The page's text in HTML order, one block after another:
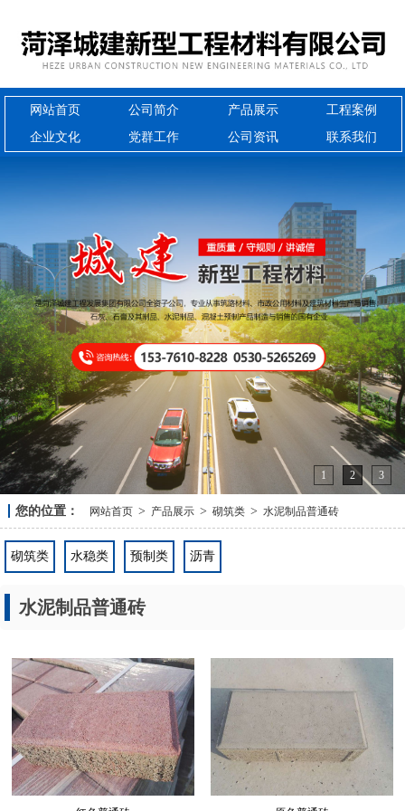
网站首页 公司简介 产品展示
工程案例
企业文化
党群工作 公司资讯 联系我们
1 2 3
您的位置： 网站首页 > 产品展示 > 砌筑类 > 水泥制品普通砖
砌筑类 水稳类 预制类 沥青
水泥制品普通砖